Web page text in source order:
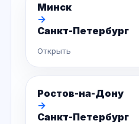
Минск
→
Санкт-Петербург
Открыть
Ростов-на-Дону
→
Санкт-Петербург